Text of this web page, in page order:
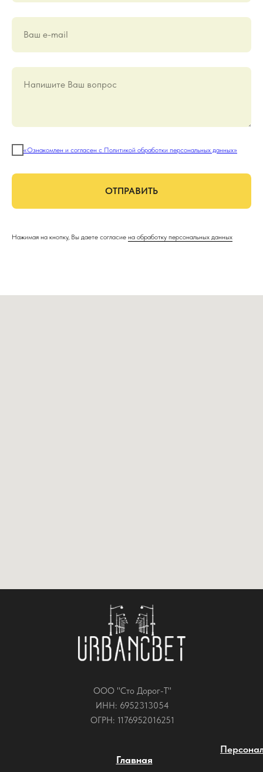
Ваш е-mail
Напишите Ваш вопрос
«Ознакомлен и согласен с Политикой обработки персональных данных»
ОТПРАВИТЬ
Нажимая на кнопку, Вы даете согласие на обработку персональных данных
ООО "Сто Дорог-Т"
ИНН: 6952313054
ОГРН: 1176952016251
Главная